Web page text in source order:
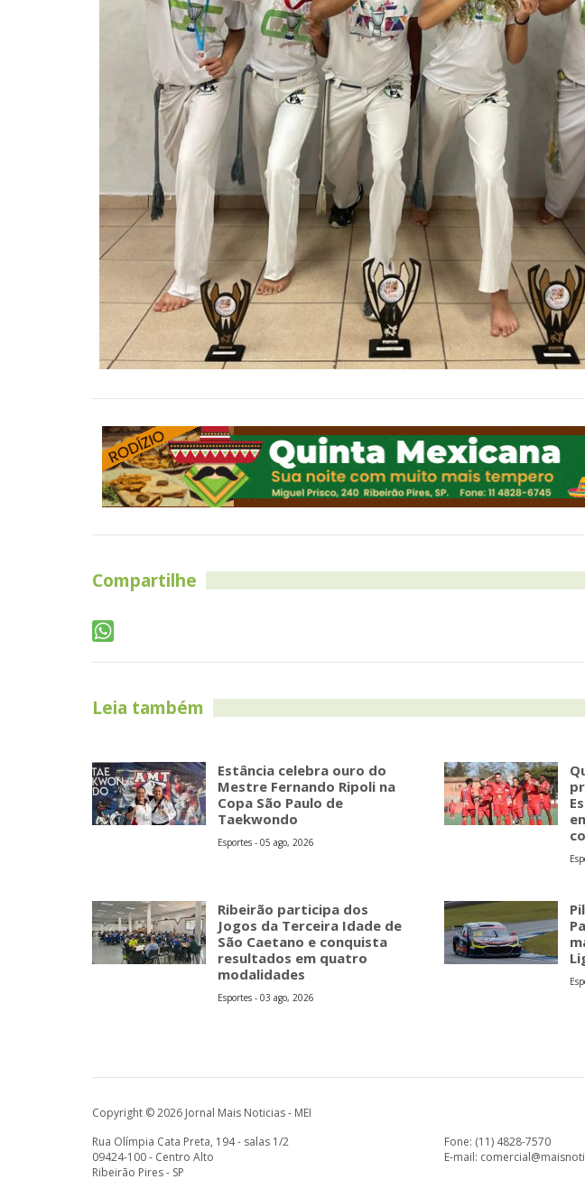
Compartilhe
Leia também
Estância celebra ouro do
Mestre Fernando Ripoli na
Copa São Paulo de
Taekwondo
Esportes - 05 ago, 2026
Ribeirão participa dos
Jogos da Terceira Idade de
São Caetano e conquista
resultados em quatro
modalidades
Esportes - 03 ago, 2026
Copyright © 2026 Jornal Mais Noticias - MEI
Rua Olímpia Cata Preta, 194 - salas 1/2
09424-100 - Centro Alto
Ribeirão Pires - SP
Fone: (11) 4828-7570
E-mail: